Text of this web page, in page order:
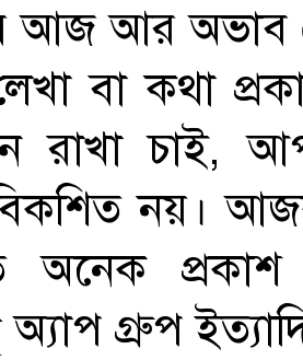
আজ আর অভাব
বা কথা
রাখা চাই,
নয়।
অনেক
গ্রুপ